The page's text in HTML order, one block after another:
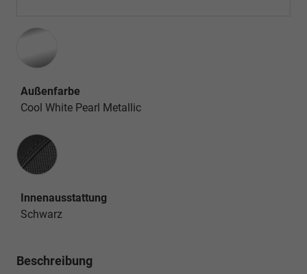
Außenfarbe
Cool White Pearl Metallic
Innenausstattung
Innenausstattung
Schwarz
Beschreibung